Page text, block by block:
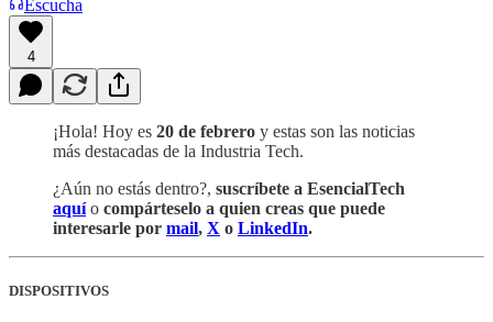
Escucha
4
¡Hola! Hoy es 20 de febrero y estas son las noticias
más destacadas de la Industria Tech.
¿Aún no estás dentro?, suscríbete a EsencialTech
aquí o compárteselo a quien creas que puede
interesarle por mail, X o LinkedIn.
DISPOSITIVOS